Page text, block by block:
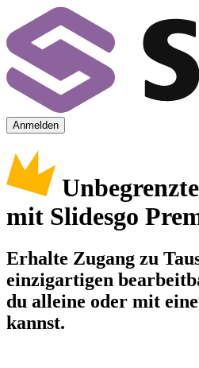
Anmelden
mit Slidesgo
Erhalte Zugang zu
einzigartigen
du alleine oder mit
kannst.